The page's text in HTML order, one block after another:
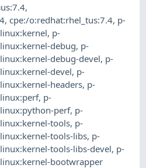
,
,cpe:/o:redhat:rhel_tus:7.4, p-
, p-
debug, p-
debug-devel, p-
devel, p-
headers, p-
, p-
perf, p-
tools, p-
tools-libs, p-
tools-libs-devel, p-
bootwrapper